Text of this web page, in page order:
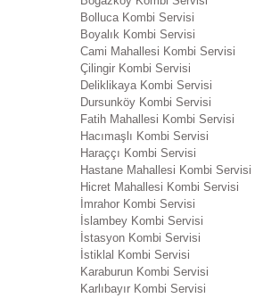
Bolluca Kombi Servisi
Boyalık Kombi Servisi
Cami Mahallesi Kombi Servisi
Çilingir Kombi Servisi
Deliklikaya Kombi Servisi
Dursunköy Kombi Servisi
Fatih Mahallesi Kombi Servisi
Hacımaşlı Kombi Servisi
Haraççı Kombi Servisi
Hastane Mahallesi Kombi Servisi
Hicret Mahallesi Kombi Servisi
İmrahor Kombi Servisi
İslambey Kombi Servisi
İstasyon Kombi Servisi
İstiklal Kombi Servisi
Karaburun Kombi Servisi
Karlıbayır Kombi Servisi